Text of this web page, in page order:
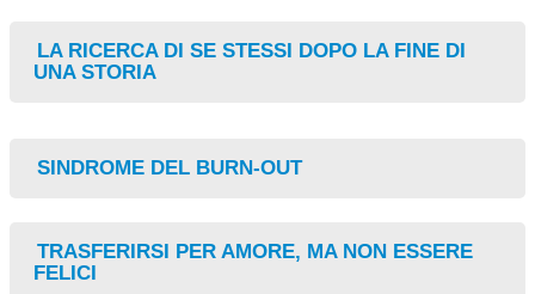
POSTA
LA RICERCA DI SE STESSI DOPO LA FINE DI
UNA STORIA
SINDROME DEL BURN-OUT
TRASFERIRSI PER AMORE, MA NON ESSERE
FELICI